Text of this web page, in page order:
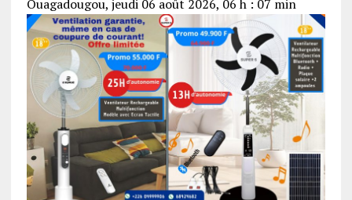
Ouagadougou, jeudi 06 août 2026, 06 h : 07 min